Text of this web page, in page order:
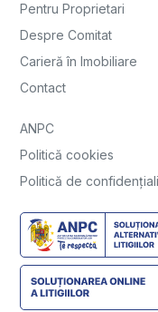
Pentru Proprietari
Despre Comitat
Carieră în Imobiliare
Contact
ANPC
Politică cookies
Politică de